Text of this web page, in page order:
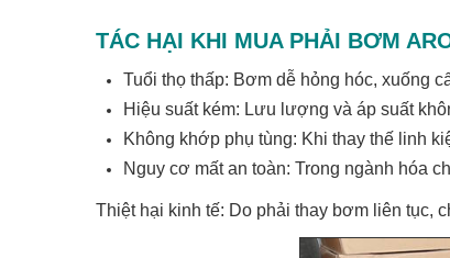
TÁC HẠI KHI MUA PHẢI BƠM
Tuổi thọ thấp: Bơm dễ hỏng hóc, xuống
Hiệu suất kém: Lưu lượng và áp suất
Không khớp phụ tùng: Khi thay thế linh
Nguy cơ mất an toàn: Trong ngành hóa
Thiệt hại kinh tế: Do phải thay bơm liên tục,